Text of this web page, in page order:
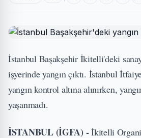
İstanbul Başakşehir İkitelli'deki
işyerinde yangın çıktı. İstanbul
yangın kontrol altına alınırken,
yaşanmadı.
İSTANBUL (İGFA) -İkitelli